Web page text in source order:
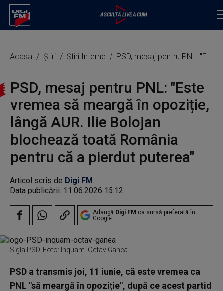
Acasa Știri Știri Interne PSD, mesaj pentru PNL: "Este vremea să meargă în opoziție, lângă AUR. Ilie Bolojan blochează toată România pentru că a pierdut puterea"
PSD, mesaj pentru PNL: "Este
vremea să meargă în opoziție,
lângă AUR. Ilie Bolojan
blochează toată România
pentru că a pierdut puterea"
Articol scris de Digi FM
Data publicării: 11.06.2026 15:12
Adaugă Digi FM ca sursă preferată în
Google
Sigla PSD. Foto: Inquam. Octav Ganea
PSD a transmis joi, 11 iunie, că este vremea ca
PNL "să meargă în opoziție", după ce acest partid